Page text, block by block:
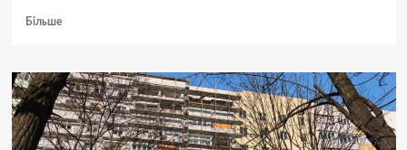
БільшеДокладніше
10
у
Чернівцях:
маршрут,
розклад